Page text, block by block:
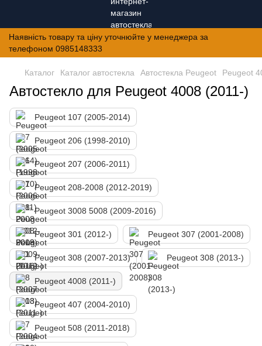
Наявність товару та ціну уточнюйте у менеджера за
телефоном 0985148333
Каталог Каталог автостекла Автостекла Peugeot Peugeot
Автостекло для Peugeot 4008 (2011-)
Peugeot 107 (2005-2014)
Peugeot 206 (1998-2010)
Peugeot 207 (2006-2011)
Peugeot 208-2008 (2012-2019)
Peugeot 3008 5008 (2009-2016)
Peugeot 301 (2012-) Peugeot 307 (2001-2008)
Peugeot 308 (2007-2013) Peugeot 308 (2013-)
Peugeot 4008 (2011-)
Peugeot 407 (2004-2010)
Peugeot 508 (2011-2018)